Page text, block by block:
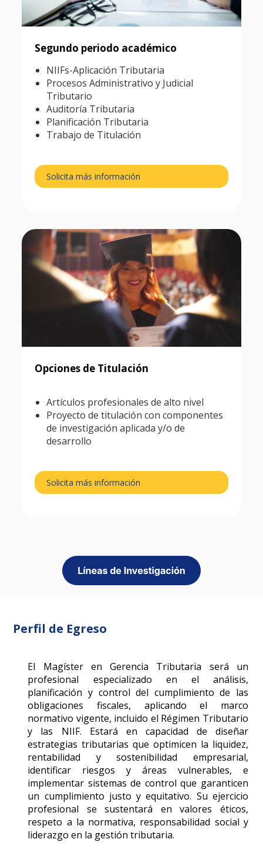
Segundo periodo académico
NIIFs-Aplicación Tributaria
Procesos Administrativo y Judicial
Tributario
Auditoría Tributaria
Planificación Tributaria
Trabajo de Titulación
Solicita más información
Opciones de Titulación
Artículos profesionales de alto nivel
Proyecto de titulación con componentes
de investigación aplicada y/o de
desarrollo
Solicita más información
Perfil de Egreso
El Magíster en Gerencia Tributaria será un
profesional especializado en el análisis,
planificación y control del cumplimiento de las
obligaciones fiscales, aplicando el marco
normativo vigente, incluido el Régimen Tributario
y las NIIF. Estará en capacidad de diseñar
estrategias tributarias que optimicen la liquidez,
rentabilidad y sostenibilidad empresarial,
identificar riesgos y áreas vulnerables, e
implementar sistemas de control que garanticen
un cumplimiento justo y equitativo. Su ejercicio
profesional se sustentará en valores éticos,
respeto a la normativa, responsabilidad social y
liderazgo en la gestión tributaria.